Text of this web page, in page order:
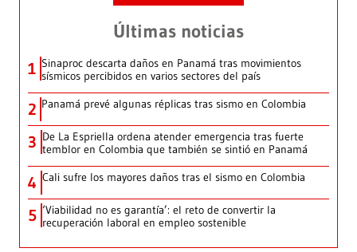
Últimas noticias
1 Sinaproc descarta daños en Panamá tras movimientos
sísmicos percibidos en varios sectores del país
2 Panamá prevé algunas réplicas tras sismo en Colombia
3 De La Espriella ordena atender emergencia tras fuerte
temblor en Colombia que también se sintió en Panamá
4 Cali sufre los mayores daños tras el sismo en Colombia
5 ‘Viabilidad no es garantía’: el reto de convertir la
recuperación laboral en empleo sostenible